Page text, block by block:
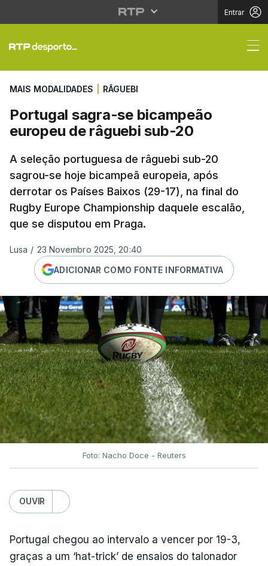
Entrar
Portugal sagra-se
MAIS MODALIDADES RÂGUEBI
Portugal sagra-se bicampeão
europeu de râguebi sub-20
A seleção portuguesa de râguebi sub-20
sagrou-se hoje bicampeã europeia, após
derrotar os Países Baixos (29-17), na final do
Rugby Europe Championship daquele escalão,
que se disputou em Praga.
Lusa / 23 Novembro 2025, 20:40
ADICIONAR COMO FONTE INFORMATIVA
Foto: Nacho Doce - Reuters
OUVIR
Portugal chegou ao intervalo a vencer por 19-3,
graças a um ‘hat-trick’ de ensaios do talonador